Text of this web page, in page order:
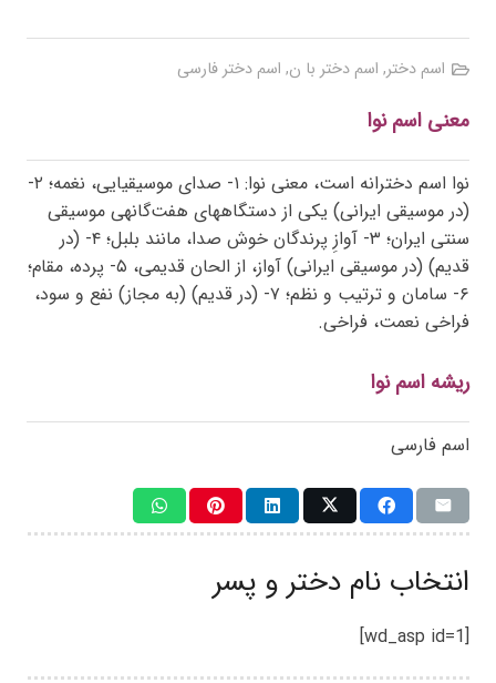
اسم دختر, اسم دختر با ن, اسم دختر فارسی
معنی اسم نوا
نوا اسم دخترانه است، معنی نوا: ۱- صدای موسیقیایی، نغمه؛ ۲-
(در موسیقی ایرانی) یکی از دستگاههای هفت‌گانهی موسیقی
سنتی ایران؛ ۳- آوازِ پرندگان خوش صدا، مانند بلبل؛ ۴- (در
قدیم) (در موسیقی ایرانی) آواز، از الحان قدیمی، ۵- پرده، مقام؛
۶- سامان و ترتیب و نظم؛ ۷- (در قدیم) (به مجاز) نفع و سود،
فراخی نعمت، فراخی.
ریشه اسم نوا
اسم فارسی
انتخاب نام دختر و پسر
[wd_asp id=1]